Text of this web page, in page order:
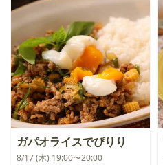
ガパオライスでぴりり
8/17 (木) 19:00〜20:00